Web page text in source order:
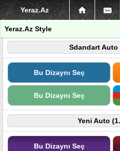
Yeraz.Az
Yeraz.Az Style
Sdandart Auto
Bu Dizaynı Seç
Bu Dizaynı Seç
Yeni Auto
Bu Dizaynı Seç